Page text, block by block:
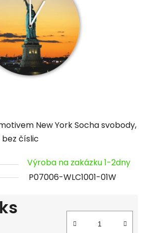
New York Socha svobody,
číslic
Výroba na zakázku 1-2dny
P07006-WLC1001-01W